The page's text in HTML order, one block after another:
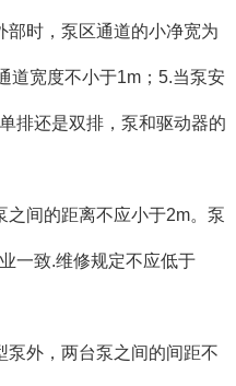
部时，泵区通道的小净宽为
道宽度不小于1m；5.当泵安
排还是双排，泵和驱动器的
之间的距离不应小于2m。泵
一致.维修规定不应低于
泵外，两台泵之间的间距不